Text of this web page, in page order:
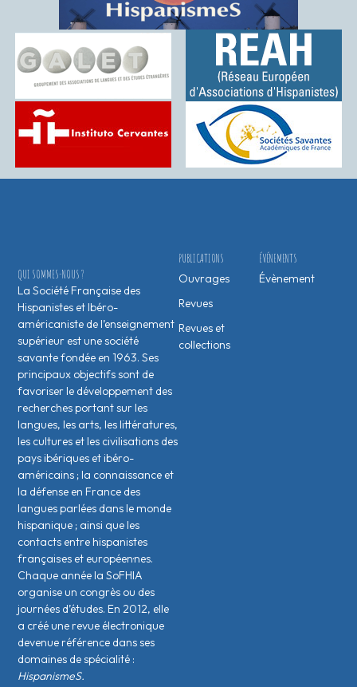
ÉVÉNEMENTS
Évènement
PUBLICATIONS
Ouvrages
Revues
Revues et
collections
QUI SOMMES-NOUS ?
La Société Française des
Hispanistes et Ibéro-
américaniste de l’enseignement
supérieur est une société
savante fondée en 1963. Ses
principaux objectifs sont de
favoriser le développement des
recherches portant sur les
langues, les arts, les littératures,
les cultures et les civilisations des
pays ibériques et ibéro-
américains ; la connaissance et
la défense en France des
langues parlées dans le monde
hispanique ; ainsi que les
contacts entre hispanistes
français·es et européen·nes.
Chaque année la SoFHIA
organise un congrès ou des
journées d’études. En 2012, elle
a créé une revue électronique
devenue référence dans ses
domaines de spécialité :
HispanismeS.